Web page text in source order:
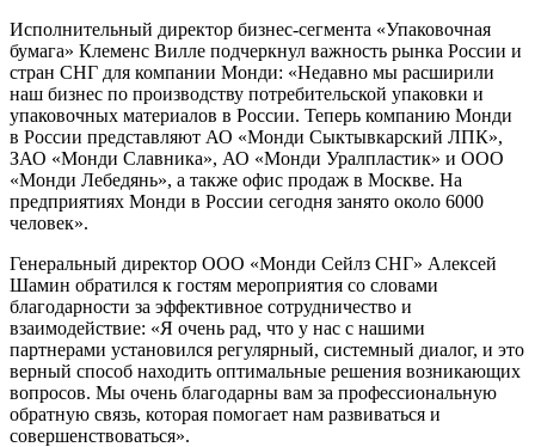
Исполнительный директор бизнес-сегмента «Упаковочная
бумага» Клеменс Вилле подчеркнул важность рынка России и
стран СНГ для компании Монди: «Недавно мы расширили
наш бизнес по производству потребительской упаковки и
упаковочных материалов в России. Теперь компанию Монди
в России представляют АО «Монди Сыктывкарский ЛПК»,
ЗАО «Монди Славника», АО «Монди Уралпластик» и ООО
«Монди Лебедянь», а также офис продаж в Москве. На
предприятиях Монди в России сегодня занято около 6000
человек».
Генеральный директор ООО «Монди Сейлз СНГ» Алексей
Шамин обратился к гостям мероприятия со словами
благодарности за эффективное сотрудничество и
взаимодействие: «Я очень рад, что у нас с нашими
партнерами установился регулярный, системный диалог, и это
верный способ находить оптимальные решения возникающих
вопросов. Мы очень благодарны вам за профессиональную
обратную связь, которая помогает нам развиваться и
совершенствоваться».